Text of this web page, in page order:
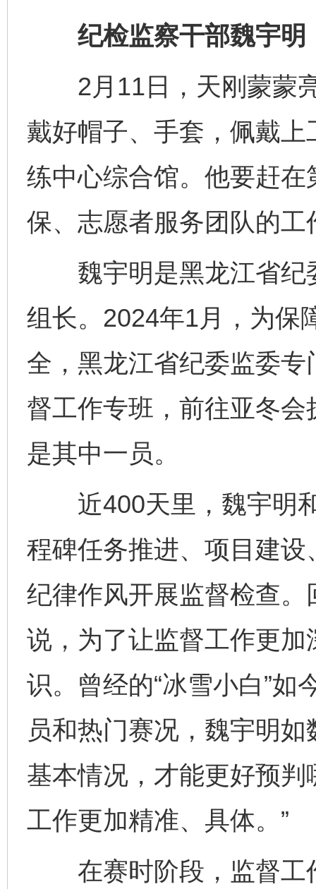
纪检监察干部魏宇明
2月11日，天刚蒙蒙亮
戴好帽子、手套，佩戴
练中心综合馆。他要赶
保、志愿者服务团队的
魏宇明是黑龙江省纪
组长。2024年1月，为保
全，黑龙江省纪委监委
督工作专班，前往亚冬
是其中一员。
近400天里，魏宇明和
程碑任务推进、项目建
纪律作风开展监督检查
说，为了让监督工作更
识。曾经的“冰雪小白”如
员和热门赛况，魏宇明
基本情况，才能更好预
工作更加精准、具体。”
在赛时阶段，监督工